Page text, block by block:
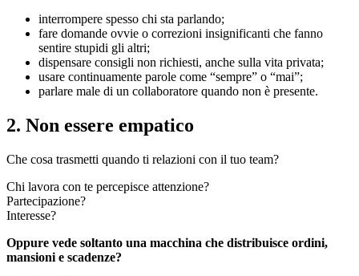
interrompere spesso chi sta parlando;
fare domande ovvie o correzioni insignificanti che fanno
sentire stupidi gli altri;
dispensare consigli non richiesti, anche sulla vita privata;
usare continuamente parole come “sempre” o “mai”;
parlare male di un collaboratore quando non è presente.
2. Non essere empatico
Che cosa trasmetti quando ti relazioni con il tuo team?
Chi lavora con te percepisce attenzione?
Partecipazione?
Interesse?
Oppure vede soltanto una macchina che distribuisce ordini,
mansioni e scadenze?